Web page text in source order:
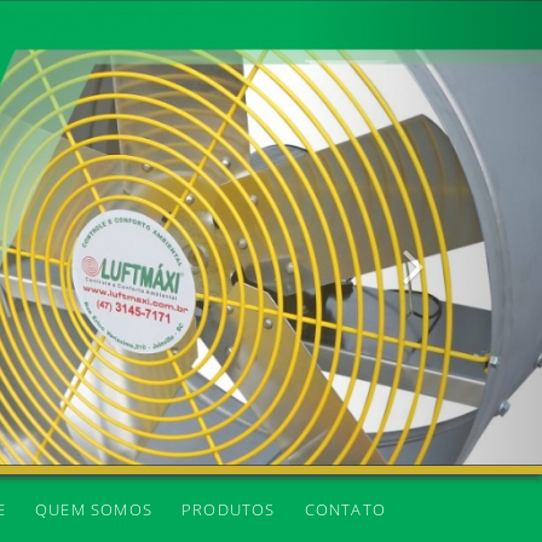
QUEM SOMOS PRODUTOS CONTATO